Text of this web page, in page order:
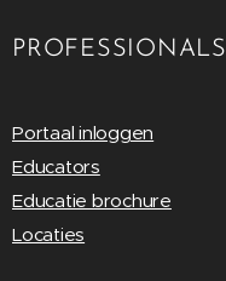
PROFESSIONALS
Portaal inloggen
Educators
Educatie brochure
Locaties